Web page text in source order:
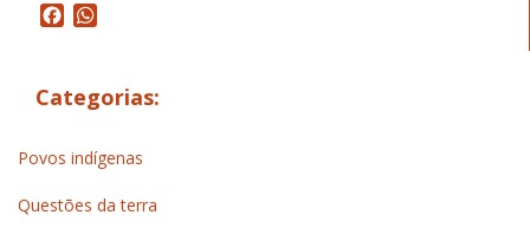
Facebook
Categorias:
Povos indígenas
Questões da terra